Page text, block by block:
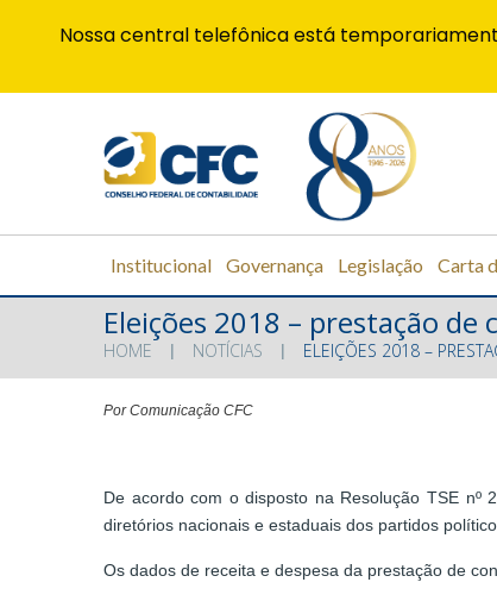
Institucional Governança Legislação Carta
Eleições 2018 – prestação
HOME NOTÍCIAS ELEIÇÕES 2018 –
Por Comunicação CFC
De acordo com o disposto na Resolução TSE
diretórios nacionais e estaduais dos partidos
Os dados de receita e despesa da prestação de
Nossa central telefônica está